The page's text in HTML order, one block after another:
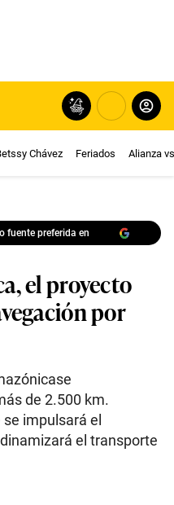
Chávez Feriados Alianza
fuente preferida en
el proyecto
por
de 2.500 km.
impulsará el
el transporte